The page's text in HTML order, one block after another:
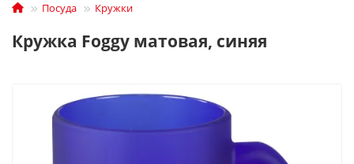
Посуда Кружки
Кружка Foggy матовая, синяя